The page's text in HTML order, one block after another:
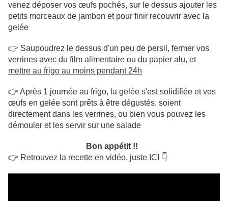
venez déposer vos œufs pochés, sur le dessus ajouter les
petits morceaux de jambon et pour finir recouvrir avec la
gelée
👉 Saupoudrez le dessus d'un peu de persil, fermer vos
verrines avec du film alimentaire ou du papier alu, et
mettre au frigo au moins pendant 24h
👉 Après 1 journée au frigo, la gelée s'est solidifiée et vos
œufs en gelée sont prêts à être dégustés, soient
directement dans les verrines, ou bien vous pouvez les
démouler et les servir sur une salade
Bon appétit !!
👉 Retrouvez la recette en vidéo, juste ICI 👇